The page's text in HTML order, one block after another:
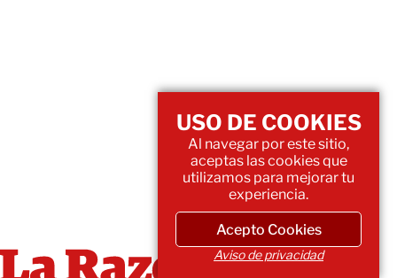
USO DE COOKIES
Al navegar por este sitio,
aceptas las cookies que
utilizamos para mejorar tu
experiencia.
Acepto Cookies
Aviso de privacidad